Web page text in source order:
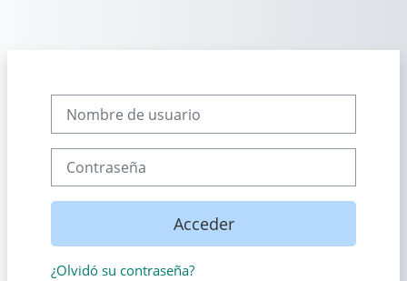
Acceder
¿Olvidó su contraseña?